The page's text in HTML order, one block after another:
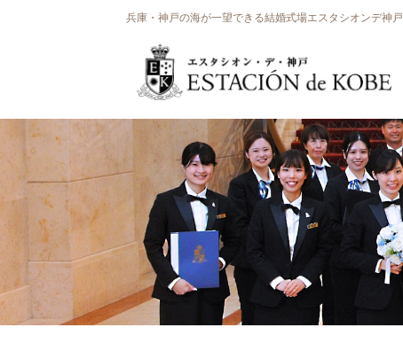
兵庫・神戸の海が一望できる結婚式場エスタシオンデ神戸